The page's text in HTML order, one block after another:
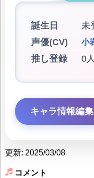
誕生日
未
声優(CV)
小
推し登録 0
キャラ情報編集
更新: 2025/03/08
コメント